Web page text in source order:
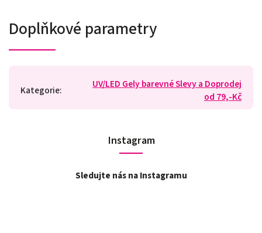
Doplňkové parametry
Kategorie:
UV/LED Gely barevné Slevy a Doprodej
od 79,-Kč
Instagram
Sledujte nás na Instagramu